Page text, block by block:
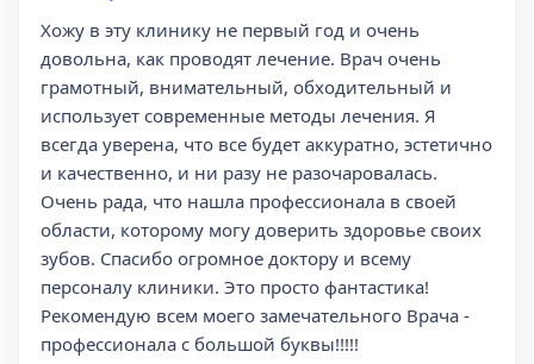
Хожу в эту клинику не первый год и очень
довольна, как проводят лечение. Врач очень
грамотный, внимательный, обходительный и
использует современные методы лечения. Я
всегда уверена, что все будет аккуратно, эстетично
и качественно, и ни разу не разочаровалась.
Очень рада, что нашла профессионала в своей
области, которому могу доверить здоровье своих
зубов. Спасибо огромное доктору и всему
персоналу клиники. Это просто фантастика!
Рекомендую всем моего замечательного Врача -
профессионала с большой буквы!!!!!